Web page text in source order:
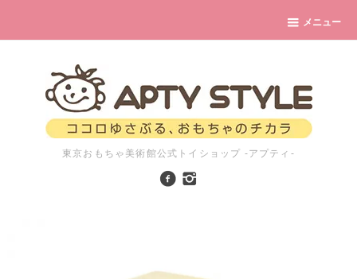
メニュー
東京おもちゃ美術館公式トイショップ -アプティ-